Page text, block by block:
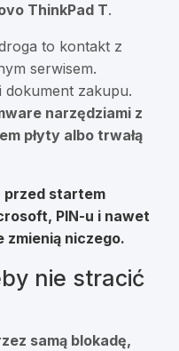
ThinkPad T.
to kontakt z
serwisem.
dokument zakupu.
narzędziami z
płyty albo trwałą
przed startem
PIN-u i nawet
zmienią niczego.
nie stracić
samą blokadę,